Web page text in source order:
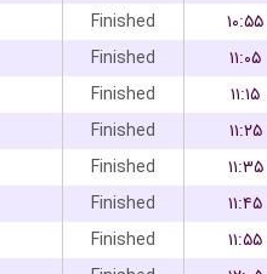
Finished
۱۰:۵۵
Finished
۱۱:۰۵
Finished
۱۱:۱۵
Finished
۱۱:۲۵
Finished
۱۱:۳۵
Finished
۱۱:۴۵
Finished
۱۱:۵۵